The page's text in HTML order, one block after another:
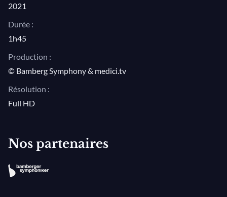
2021
Durée :
1h45
Production :
© Bamberg Symphony & medici.tv
Résolution :
Full HD
Nos partenaires